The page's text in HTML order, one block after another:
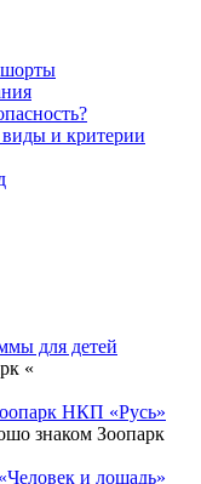
шорты
и критерии
для детей
«
НКП «Русь»
знаком Зоопарк
и лошадь»